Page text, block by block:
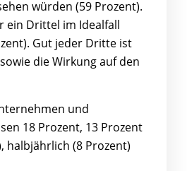
würden (59 Prozent).
ein Drittel im Idealfall
Gut jeder Dritte ist
die Wirkung auf den
und
18 Prozent, 13 Prozent
halbjährlich (8 Prozent)